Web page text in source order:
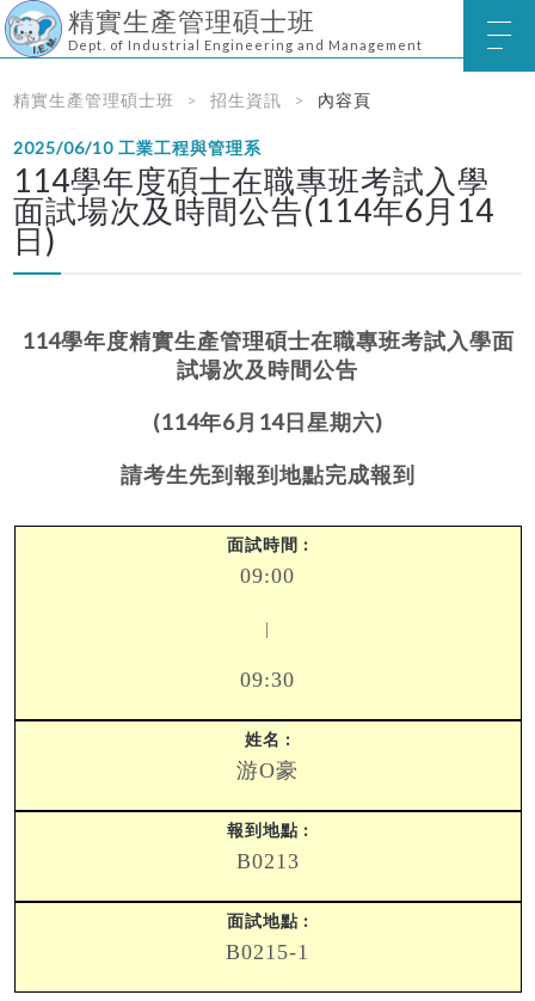
精實生產管理碩士班
Dept. of Industrial Engineering and Management
精實生產管理碩士班 招生資訊 內容頁
2025/06/10工業工程與管理系
114學年度碩士在職專班考試入學
面試場次及時間公告(114年6月14
日)
114學年度精實生產管理碩士在職專班考試入學面
試場次及時間公告
(114年6月14日星期六)
請考生先到報到地點完成報到
09:00
09:30
游O豪
B0213
B0215-1